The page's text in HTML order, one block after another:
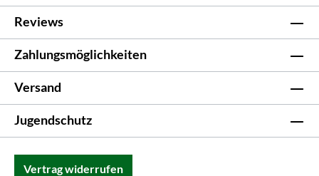
Reviews
Zahlungsmöglichkeiten
Versand
Jugendschutz
Vertrag widerrufen